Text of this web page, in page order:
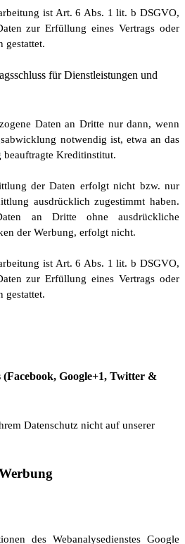
ist Art. 6 Abs. 1 lit. b DSGVO,
zur Erfüllung eines Vertrags oder
gestattet.
für Dienstleistungen und
Daten an Dritte nur dann, wenn
notwendig ist, etwa an das
Kreditinstitut.
der Daten erfolgt nicht bzw. nur
ausdrücklich zugestimmt haben.
an Dritte ohne ausdrückliche
der Werbung, erfolgt nicht.
ist Art. 6 Abs. 1 lit. b DSGVO,
zur Erfüllung eines Vertrags oder
gestattet.
Google+1, Twitter &
Datenschutz nicht auf unserer
des Webanalysedienstes Google